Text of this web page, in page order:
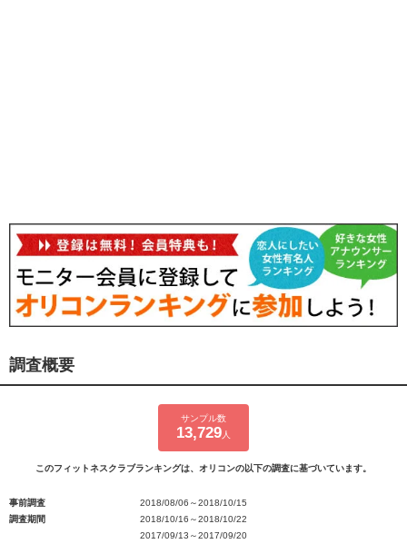
調査概要
サンプル数
13,729 人
このフィットネスクラブランキングは、オリコンの以下の調査に基づいています。
事前調査
2018/08/06～2018/10/15
調査期間
2018/10/16～2018/10/22
2017/09/13～2017/09/20